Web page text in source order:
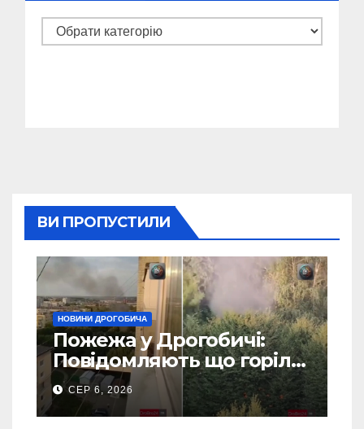
Категорії
ВИ ПРОПУСТИЛИ
НОВИНИ ДРОГОБИЧА
Пожежа у Дрогобичі:
Повідомляють що горіло
5 гаражів (Відео)
СЕР 6, 2026